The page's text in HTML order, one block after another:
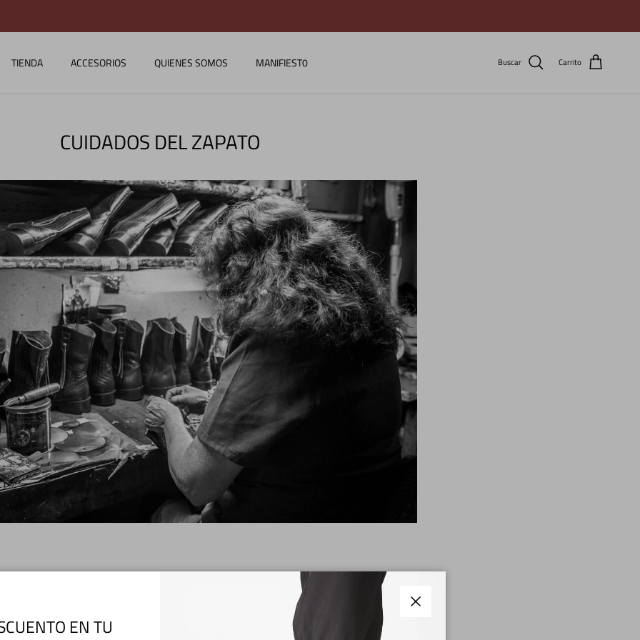
TIENDA ACCESORIOS QUIENES SOMOS MANIFIEST0 Buscar Carrito
CUIDADOS DEL ZAPATO
con un paño húmedo. En lo posible hidrátelos cada cierto tiempo con crema para zapatos, en su
crema No grasa para pieles sensibles como las usadas para los niños pequeños.
EN TU